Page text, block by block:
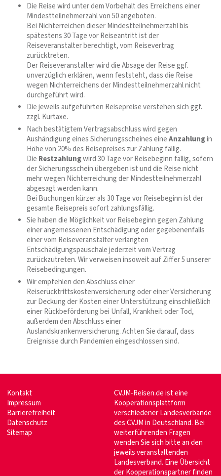
Die Reise wird unter dem Vorbehalt des Erreichens einer
Mindestteilnehmerzahl von 50 angeboten.
Bei Nichterreichen dieser Mindestteilnehmerzahl bis
spätestens 30 Tage vor Reiseantritt ist der
Reiseveranstalter berechtigt, vom Reisevertrag
zurücktreten.
Der Reiseveranstalter wird die Absage der Reise ggf.
unverzüglich erklären, wenn feststeht, dass die Reise
wegen Nichterreichens der Mindestteilnehmerzahl nicht
durchgeführt wird.
Die jeweils aufgeführten Reisepreise verstehen sich ggf.
zzgl. Kurtaxe.
Nach bestätigtem Vertragsabschluss wird gegen
Aushändigung eines Sicherungsscheines eineAnzahlungin
Höhe von 20% des Reisepreises zur Zahlung fällig.
Die Restzahlungwird 30 Tage vor Reisebeginn fällig, sofern
der Sicherungsschein übergeben ist und die Reise nicht
mehr wegen Nichterreichung der Mindestteilnehmerzahl
abgesagt werden kann.
Bei Buchungen kürzer als 30 Tage vor Reisebeginn ist der
gesamte Reisepreis sofort zahlungsfällig.
Sie haben die Möglichkeit vor Reisebeginn gegen Zahlung
einer angemessenen Entschädigung oder gegebenenfalls
einer vom Reiseveranstalter verlangten
Entschädigungspauschale jederzeit vom Vertrag
zurückzutreten. Wir verweisen insoweit auf Ziffer 5 unserer
Reisebedingungen.
Wir empfehlen den Abschluss einer
Reiserücktrittskostenversicherung oder einer Versicherung
zur Deckung der Kosten einer Unterstützung einschließlich
einer Rückbeförderung bei Unfall, Krankheit oder Tod,
außerdem den Abschluss einer
Auslandskrankenversicherung. Achten Sie darauf, dass
Ereignisse durch Pandemien eingeschlossen sind.
Kontakt
Impressum
Barrierefreiheit
Datenschutz
Sitemap
CVJM-Reisen.de ist eine
Kooperationsplattform
verschiedener Landesverbände
des CVJM in Deutschland. Bei
weiterführenden Fragen
wenden Sie sich bitte an den
jeweils veranstaltenden
Landesverband. Eine Übersicht
der Kooperationspartner finden